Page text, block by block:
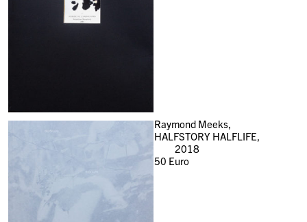
Raymond Meeks,
HALFSTORY HALFLIFE,
2018
50 Euro